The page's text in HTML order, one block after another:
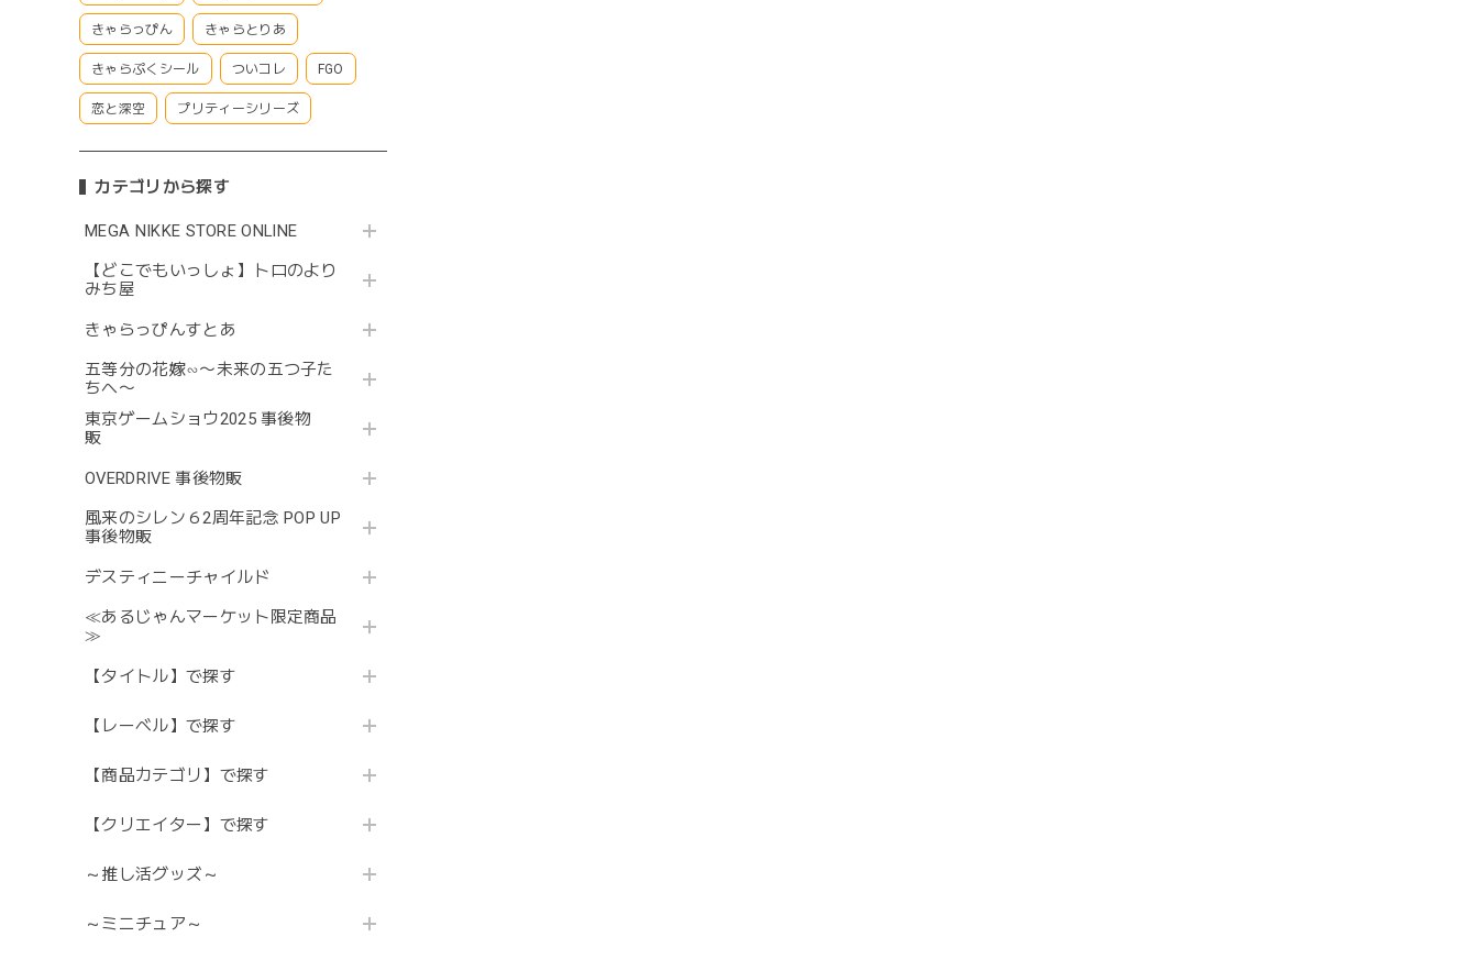
きゃらっぴん きゃらとりあ
きゃらぷくシール ついコレ FGO
恋と深空 プリティーシリーズ
カテゴリから探す
MEGA NIKKE STORE ONLINE
【どこでもいっしょ】トロのより
みち屋
きゃらっぴんすとあ
五等分の花嫁∽〜未来の五つ子た
ちへ〜
東京ゲームショウ2025 事後物
販
OVERDRIVE 事後物販
風来のシレン６2周年記念 POP UP
事後物販
デスティニーチャイルド
≪あるじゃんマーケット限定商品
≫
【タイトル】で探す
【レーベル】で探す
【商品カテゴリ】で探す
【クリエイター】で探す
～推し活グッズ～
～ミニチュア～